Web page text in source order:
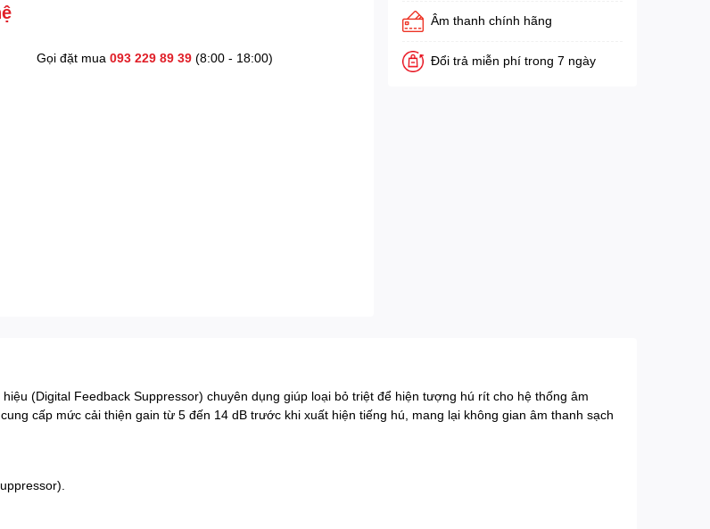
Gọi đặt mua 093 229 89 39(8:00 - 18:00)
Âm thanh chính hãng
Đổi trả miễn phí trong 7 ngày
(Digital Feedback Suppressor) chuyên dụng giúp loại bỏ triệt để hiện tượng hú rít cho hệ thống âm
cấp mức cải thiện gain từ 5 đến 14 dB trước khi xuất hiện tiếng hú, mang lại không gian âm thanh sạch